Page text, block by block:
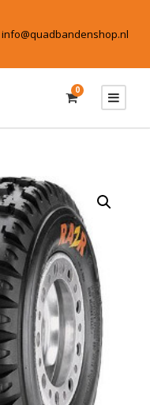
info@quadbandenshop.nl
0